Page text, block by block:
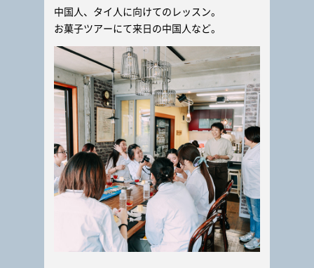
中国人、タイ人に向けてのレッスン。
お菓子ツアーにて来日の中国人など。